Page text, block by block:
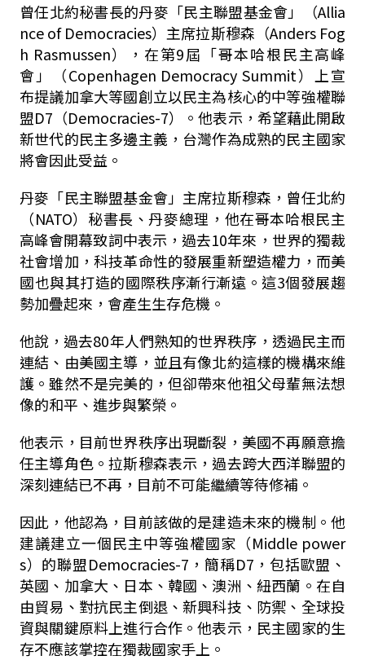
曾任北約秘書長的丹麥「民主聯盟基金會」（Allia
nce of Democracies）主席拉斯穆森（Anders Fog
h Rasmussen），在第9屆「哥本哈根民主高峰
會」（Copenhagen Democracy Summit）上宣
布提議加拿大等國創立以民主為核心的中等強權聯
盟D7（Democracies-7）。他表示，希望藉此開啟
新世代的民主多邊主義，台灣作為成熟的民主國家
將會因此受益。
丹麥「民主聯盟基金會」主席拉斯穆森，曾任北約
（NATO）秘書長、丹麥總理，他在哥本哈根民主
高峰會開幕致詞中表示，過去10年來，世界的獨裁
社會增加，科技革命性的發展重新塑造權力，而美
國也與其打造的國際秩序漸行漸遠。這3個發展趨
勢加疊起來，會產生生存危機。
他說，過去80年人們熟知的世界秩序，透過民主而
連結、由美國主導，並且有像北約這樣的機構來維
護。雖然不是完美的，但卻帶來他祖父母輩無法想
像的和平、進步與繁榮。
他表示，目前世界秩序出現斷裂，美國不再願意擔
任主導角色。拉斯穆森表示，過去跨大西洋聯盟的
深刻連結已不再，目前不可能繼續等待修補。
因此，他認為，目前該做的是建造未來的機制。他
建議建立一個民主中等強權國家（Middle power
s）的聯盟Democracies-7，簡稱D7，包括歐盟、
英國、加拿大、日本、韓國、澳洲、紐西蘭。在自
由貿易、對抗民主倒退、新興科技、防禦、全球投
資與關鍵原料上進行合作。他表示，民主國家的生
存不應該掌控在獨裁國家手上。